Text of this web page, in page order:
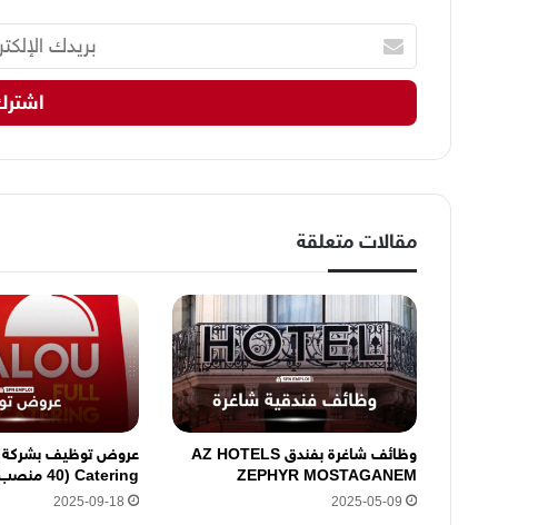
ي
ك
إ
ك
ت
و
ن
ي
ه
ن
مقالات متعلقة
وظائف شاغرة بفندق AZ HOTELS
ZEPHYR MOSTAGANEM
2025-05-09
Catering (40 منصب)
2025-09-18